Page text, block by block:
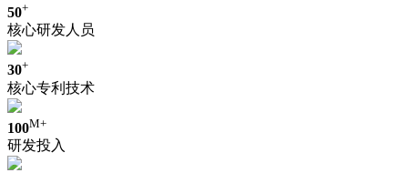
50+
核心研发人员
30+
核心专利技术
100M+
研发投入